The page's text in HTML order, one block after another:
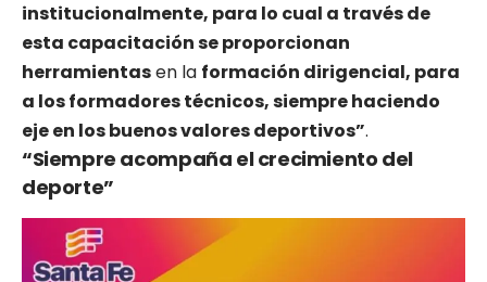
institucionalmente, para lo cual a través de
esta capacitación se proporcionan
herramientasen la formación dirigencial, para
a los formadores técnicos, siempre haciendo
eje en los buenos valores deportivos”.
“Siempre acompaña el crecimiento del
deporte”